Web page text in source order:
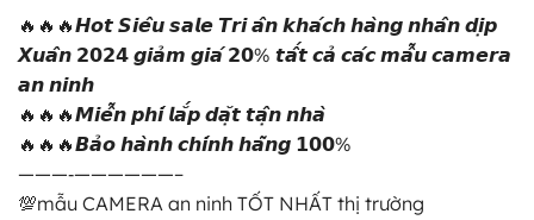
🔥🔥🔥𝙃𝙤𝙩 𝙎𝙞𝙚̂𝙪 𝙨𝙖𝙡𝙚 𝙏𝙧𝙞 𝙖̂𝙣 𝙠𝙝𝙖́𝙘𝙝 𝙝𝙖̀𝙣𝙜 𝙣𝙝𝙖̂𝙣 𝙙𝙞̣𝙥
𝙓𝙪𝙖̂𝙣 𝟮𝟬𝟮𝟰 𝙜𝙞𝙖̉𝙢 𝙜𝙞𝙖́ 𝟮𝟬% 𝙩𝙖̂́𝙩 𝙘𝙖̉ 𝙘𝙖́𝙘 𝙢𝙖̂̃𝙪 𝙘𝙖𝙢𝙚𝙧𝙖
𝙖𝙣 𝙣𝙞𝙣𝙝
🔥🔥🔥𝙈𝙞𝙚̂̃𝙣 𝙥𝙝𝙞́ 𝙡𝙖̆́𝙥 𝙙𝙖̣̆𝙩 𝙩𝙖̣̂𝙣 𝙣𝙝𝙖̀
🔥🔥🔥𝘽𝙖̉𝙤 𝙝𝙖̀𝙣𝙝 𝙘𝙝𝙞́𝙣𝙝 𝙝𝙖̃𝙣𝙜 𝟭𝟬𝟬%
———‐——————–
💯mẫu CAMERA an ninh TỐT NHẤT thị trường